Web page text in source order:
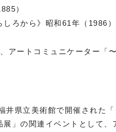
）
しろから》昭和61年（ 1986 ）
アートコミュニケーター「
井県立美術館で開催された
」の関連イベントとして、